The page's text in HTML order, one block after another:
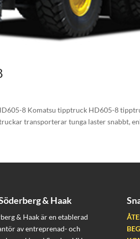
8 Komatsu tipptruck HD605-8
transporterar tunga laster snabbt,
& Haak
& Haak är en etablerad
av entreprenad- och